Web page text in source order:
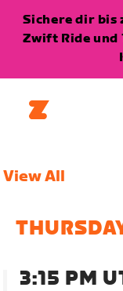
Sichere dir bis
Zwift Ride und
View All
3:15 PM